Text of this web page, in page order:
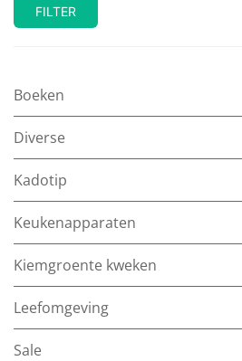
FILTER
Boeken
Diverse
Kadotip
Keukenapparaten
Kiemgroente kweken
Leefomgeving
Sale